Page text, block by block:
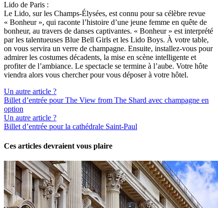
Lido de Paris :
Le Lido, sur les Champs-Élysées, est connu pour sa célèbre revue
« Bonheur », qui raconte l’histoire d’une jeune femme en quête de
bonheur, au travers de danses captivantes. « Bonheur » est interprété
par les talentueuses Blue Bell Girls et les Lido Boys. À votre table,
on vous servira un verre de champagne. Ensuite, installez-vous pour
admirer les costumes décadents, la mise en scène intelligente et
profiter de l’ambiance. Le spectacle se termine à l’aube. Votre hôte
viendra alors vous chercher pour vous déposer à votre hôtel.
Un autre article ?
Billet d’entrée pour The View from The Shard avec champagne en
option
Un autre article ?
Billet d’entrée pour la cathédrale Saint-Paul
Ces articles devraient vous plaire